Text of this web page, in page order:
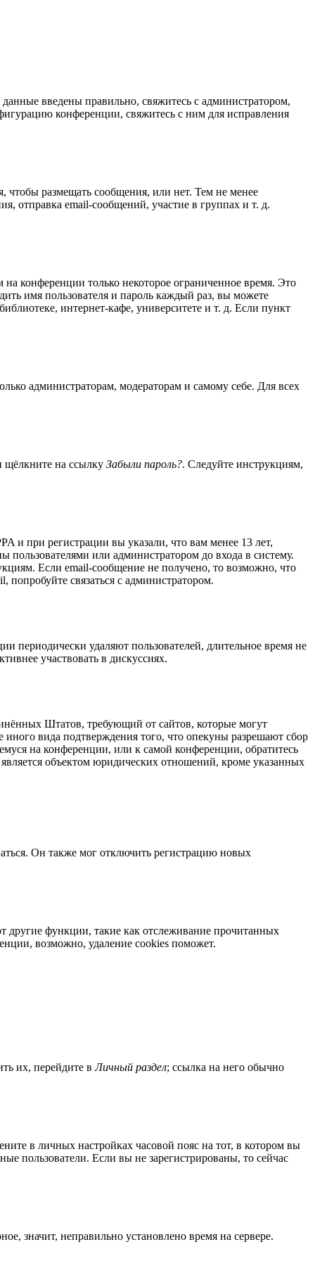
введены правильно, свяжитесь с администратором,
конференции, свяжитесь с ним для исправления
чтобы размещать сообщения, или нет. Тем не менее
отправка email-сообщений, участие в группах и т. д.
конференции только некоторое ограниченное время. Это
имя пользователя и пароль каждый раз, вы можете
интернет-кафе, университете и т. д. Если пункт
администраторам, модераторам и самому себе. Для всех
щёлкните на ссылку Забыли пароль?. Следуйте инструкциям,
и при регистрации вы указали, что вам менее 13 лет,
или администратором до входа в систему.
Если email-сообщение не получено, то возможно, что
связаться с администратором.
периодически удаляют пользователей, длительное время не
участвовать в дискуссиях.
Штатов, требующий от сайтов, которые могут
вида подтверждения того, что опекуны разрешают сбор
на конференции, или к самой конференции, обратитесь
объектом юридических отношений, кроме указанных
Он также мог отключить регистрацию новых
другие функции, такие как отслеживание прочитанных
возможно, удаление cookies поможет.
их, перейдите вЛичный раздел; ссылка на него обычно
в личных настройках часовой пояс на тот, в котором вы
пользователи. Если вы не зарегистрированы, то сейчас
значит, неправильно установлено время на сервере.